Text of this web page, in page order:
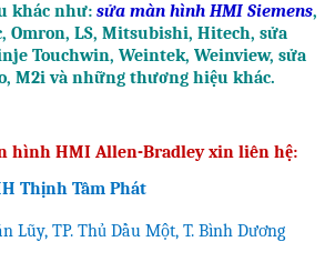
khác như: sửa màn hình HMI Siemens,
Omron, LS, Mitsubishi, Hitech, sửa
Touchwin, Weintek, Weinview, sửa
M2i và những thương hiệu khác.
hình HMI Allen-Bradley xin liên hệ:
Thịnh Tâm Phát
Lũy, TP. Thủ Dầu Một, T. Bình Dương